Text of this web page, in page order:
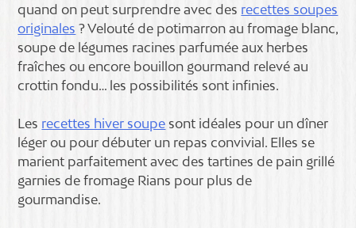
quand on peut surprendre avec des recettes soupes
originales ? Velouté de potimarron au fromage blanc,
soupe de légumes racines parfumée aux herbes
fraîches ou encore bouillon gourmand relevé au
crottin fondu… les possibilités sont infinies.
Les recettes hiver soupe sont idéales pour un dîner
léger ou pour débuter un repas convivial. Elles se
marient parfaitement avec des tartines de pain grillé
garnies de fromage Rians pour plus de
gourmandise.